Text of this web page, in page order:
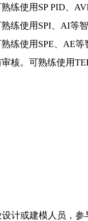
练使用SP PID、
练使用SPI、AI等
练使用SPE、AE
核。可熟练使用
计或建模人员，